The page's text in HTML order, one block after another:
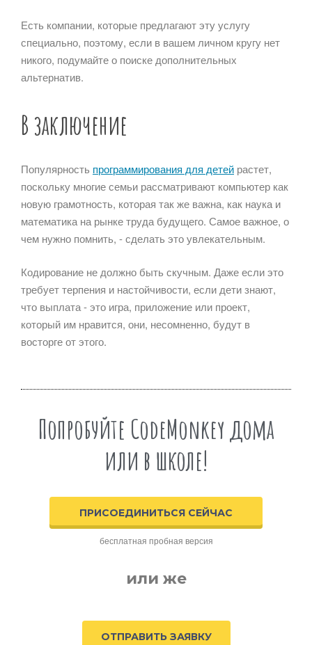
Есть компании, которые предлагают эту услугу
специально, поэтому, если в вашем личном кругу нет
никого, подумайте о поиске дополнительных
альтернатив.
В заключение
Популярность программирования для детей растет,
поскольку многие семьи рассматривают компьютер как
новую грамотность, которая так же важна, как наука и
математика на рынке труда будущего. Самое важное, о
чем нужно помнить, - сделать это увлекательным.
Кодирование не должно быть скучным. Даже если это
требует терпения и настойчивости, если дети знают,
что выплата - это игра, приложение или проект,
который им нравится, они, несомненно, будут в
восторге от этого.
Попробуйте CodeMonkey дома
или в школе!
ПРИСОЕДИНИТЬСЯ СЕЙЧАС
бесплатная пробная версия
или же
ОТПРАВИТЬ ЗАЯВКУ